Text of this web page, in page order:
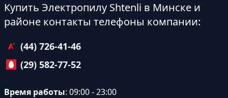
Купить Электропилу Shtenli в Минске и
районе контакты телефоны компании:
(44) 726-41-46
(29) 582-77-52
Время работы: 09:00 - 23:00